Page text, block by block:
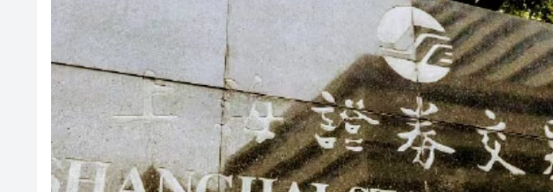
有片〡星空罕見漁火光柱 網民說：看見的人會幸運
【新股最前線】拿森科技上市首日早盤漲逾七成
有片〡霍啟剛FB「當你看見可以吃的毛筆」網民點贊：滿腹墨水